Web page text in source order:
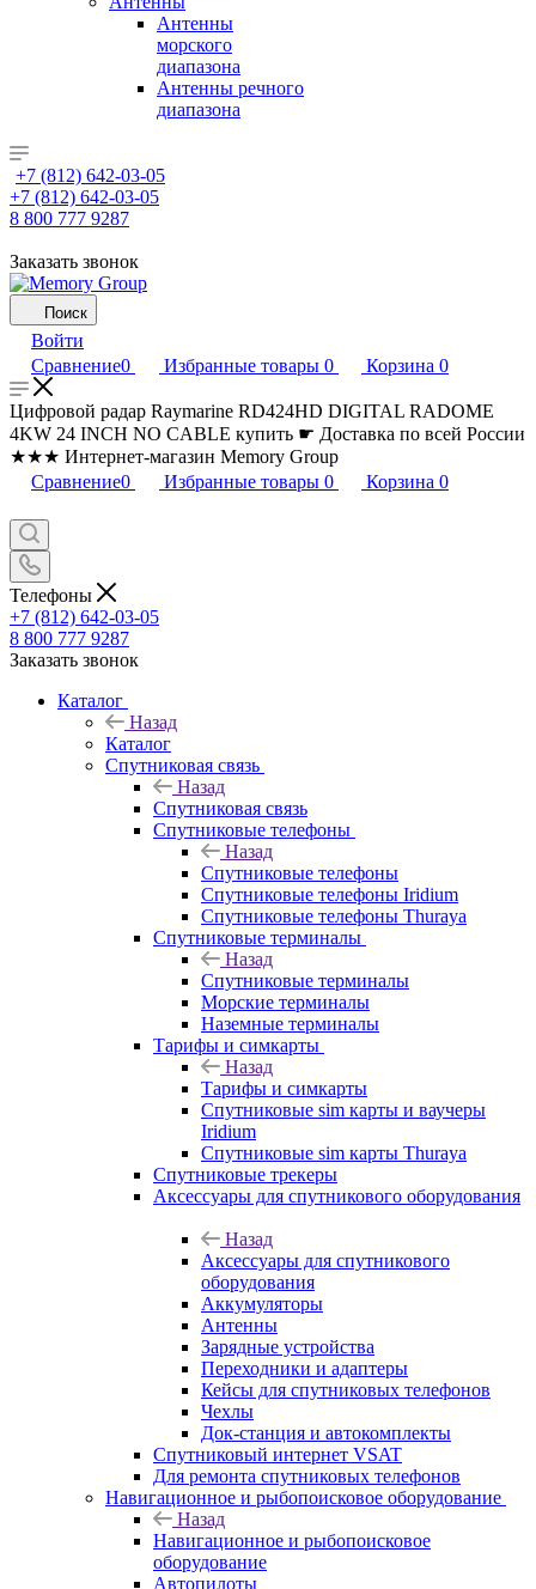
Антенны
морского
диапазона
Антенны речного
диапазона
+7 (812) 642-03-05
+7 (812) 642-03-05
8 800 777 9287
Заказать звонок
Поиск
Войти
Сравнение0 Избранные товары 0 Корзина 0
Цифровой радар Raymarine RD424HD DIGITAL RADOME
4KW 24 INCH NO CABLE купить ☛ Доставка по всей России
★★★ Интернет-магазин Memory Group
Сравнение0 Избранные товары 0 Корзина 0
Телефоны
+7 (812) 642-03-05
8 800 777 9287
Заказать звонок
Каталог
Назад
Каталог
Спутниковая связь
Назад
Спутниковая связь
Спутниковые телефоны
Назад
Спутниковые телефоны
Спутниковые телефоны Iridium
Спутниковые телефоны Thuraya
Спутниковые терминалы
Назад
Спутниковые терминалы
Морские терминалы
Наземные терминалы
Тарифы и симкарты
Назад
Тарифы и симкарты
Спутниковые sim карты и ваучеры
Iridium
Спутниковые sim карты Thuraya
Спутниковые трекеры
Аксессуары для спутникового оборудования
Назад
Аксессуары для спутникового
оборудования
Аккумуляторы
Антенны
Зарядные устройства
Переходники и адаптеры
Кейсы для спутниковых телефонов
Чехлы
Док-станция и автокомплекты
Спутниковый интернет VSAT
Для ремонта спутниковых телефонов
Навигационное и рыбопоисковое оборудование
Назад
Навигационное и рыбопоисковое
оборудование
Автопилоты